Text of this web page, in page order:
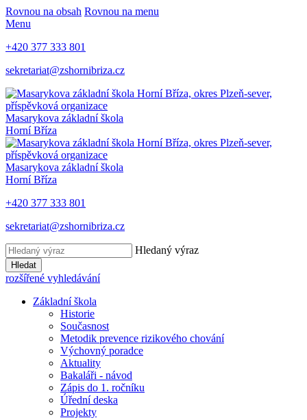
Rovnou na obsah Rovnou na menu
Menu
+420 377 333 801
sekretariat@zshornibriza.cz
Masarykova základní škola
Horní Bříza
Masarykova základní škola
Horní Bříza
+420 377 333 801
sekretariat@zshornibriza.cz
Hledaný výraz
Hledat
rozšířené vyhledávání
Základní škola
Historie
Současnost
Metodik prevence rizikového chování
Výchovný poradce
Aktuality
Bakaláři - návod
Zápis do 1. ročníku
Úřední deska
Projekty